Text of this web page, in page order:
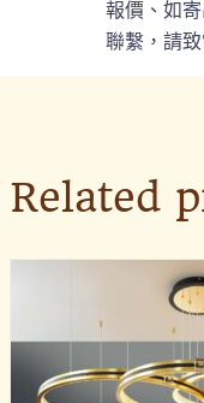
報價、如
聯繫，請致
Related